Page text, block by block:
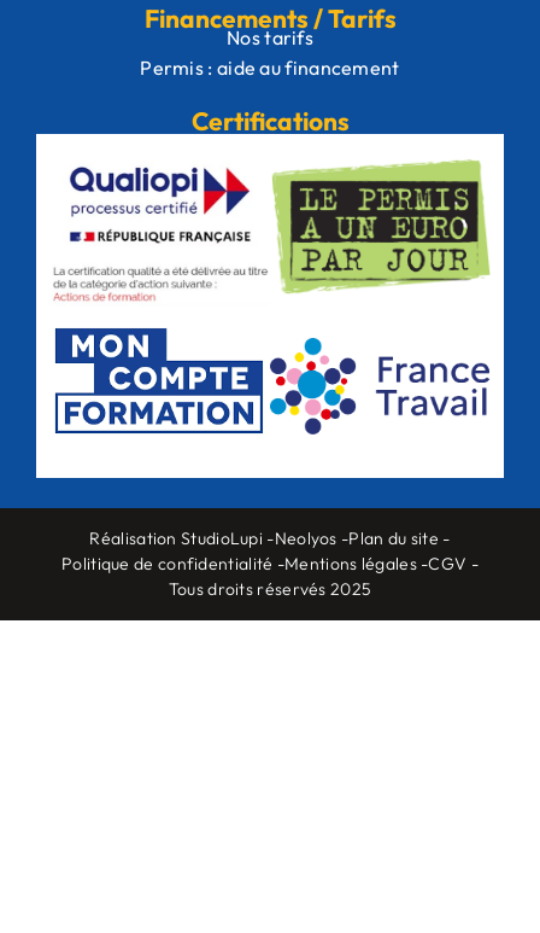
Financements / Tarifs
Nos tarifs
Permis : aide au financement
Certifications
Réalisation StudioLupi -Neolyos -Plan du site -
Politique de confidentialité -Mentions légales -CGV -
Tous droits réservés 2025